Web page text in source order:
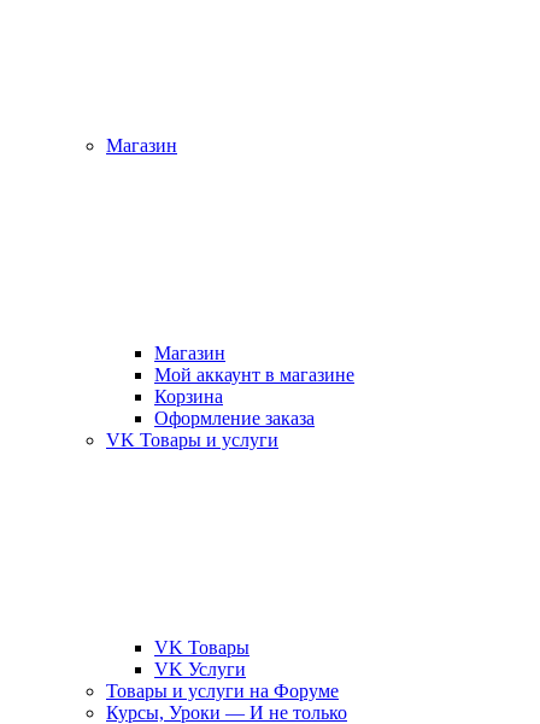
Магазин
Магазин
Мой аккаунт в магазине
Корзина
Оформление заказа
VK Товары и услуги
VK Товары
VK Услуги
Товары и услуги на Форуме
Курсы, Уроки — И не только